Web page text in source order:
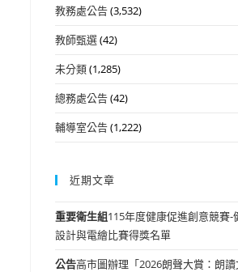
教務處公告(3,532)
教師甄選(42)
未分類(1,285)
總務處公告(42)
輔導室公告(1,222)
近期文章
重要衛生組115年度健康促進創意競賽-
設計與電繪比賽得獎名單
公告高市圖辦理「2026朗聲大賞：朗讀